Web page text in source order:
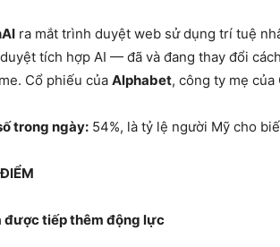
ra mắt trình duyệt web sử dụng trí tuệ
tích hợp AI — đã và đang thay đổi
Cổ phiếu của Alphabet, công ty mẹ của
trong ngày: 54%, là tỷ lệ người Mỹ cho
được tiếp thêm động lực